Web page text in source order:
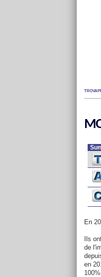
En
Ils
de
en